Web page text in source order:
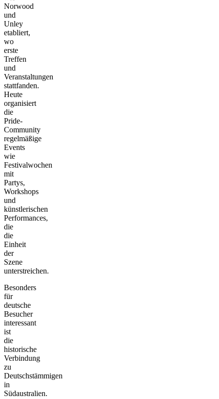
Norwood
und
Unley
etabliert,
wo
erste
Treffen
und
Veranstaltungen
stattfanden.
Heute
organisiert
die
Pride-
Community
regelmäßige
Events
wie
Festivalwochen
mit
Partys,
Workshops
und
künstlerischen
Performances,
die
die
Einheit
der
Szene
unterstreichen.
Besonders
für
deutsche
Besucher
interessant
ist
die
historische
Verbindung
zu
Deutschstämmigen
in
Südaustralien.